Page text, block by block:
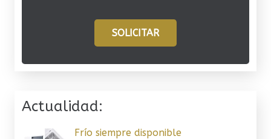
SOLICITAR
Actualidad:
Frío siempre disponible